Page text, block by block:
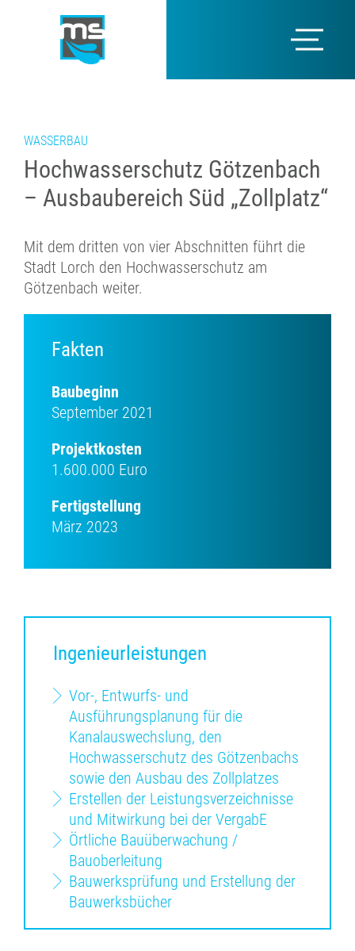
WASSERBAU
Hochwasserschutz Götzenbach
– Ausbaubereich Süd „Zollplatz“
Mit dem dritten von vier Abschnitten führt die
Stadt Lorch den Hochwasserschutz am
Götzenbach weiter.
Fakten
Baubeginn
September 2021
Projektkosten
1.600.000 Euro
Fertigstellung
März 2023
Ingenieurleistungen
Vor-, Entwurfs- und
Ausführungsplanung für die
Kanalauswechslung, den
Hochwasserschutz des Götzenbachs
sowie den Ausbau des Zollplatzes
Erstellen der Leistungsverzeichnisse
und Mitwirkung bei der VergabE
Örtliche Bauüberwachung /
Bauoberleitung
Bauwerksprüfung und Erstellung der
Bauwerksbücher